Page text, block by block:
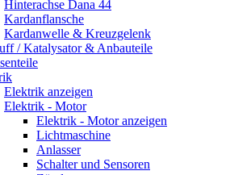
Hinterachse Dana 44
Kardanflansche
Kardanwelle & Kreuzgelenk
/ Katalysator & Anbauteile
Elektrik anzeigen
Elektrik - Motor
Elektrik - Motor anzeigen
Lichtmaschine
Anlasser
Schalter und Sensoren